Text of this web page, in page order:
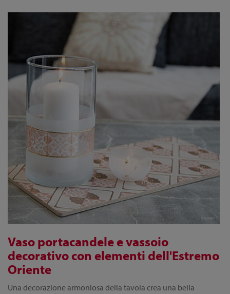
Vaso portacandele e vassoio
decorativo con elementi dell'Estremo
Oriente
Una decorazione armoniosa della tavola crea una bella